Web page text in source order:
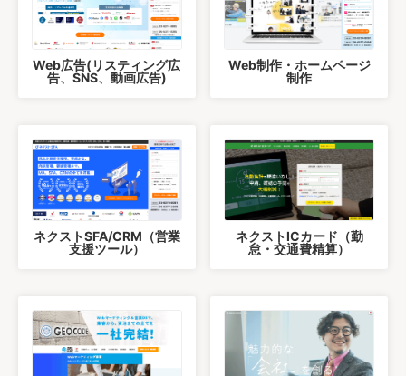
Web広告(リスティング広
告、SNS、動画広告)
Web制作・ホームページ
制作
ネクストSFA/CRM（営業
支援ツール）
ネクストICカード（勤
怠・交通費精算）